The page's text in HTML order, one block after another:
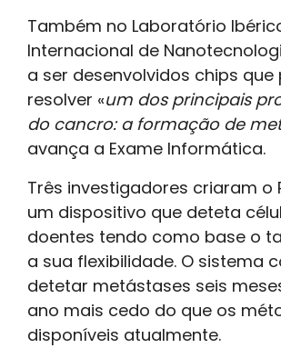
Também no Laboratório
Internacional de
a ser desenvolvidos chips
resolver «um dos principais
do cancro: a formação de
avança a Exame Informática.
Três investigadores criaram o
um dispositivo que deteta
doentes tendo como base o
a sua flexibilidade. O sistema
detetar metástases seis
ano mais cedo do que os
disponíveis atualmente.